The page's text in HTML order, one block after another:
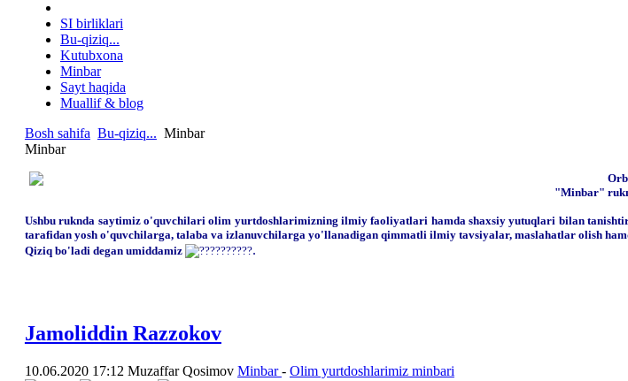
SI birliklari
Bu-qiziq...
Kutubxona
Minbar
Sayt haqida
Muallif & blog
Bosh sahifa Bu-qiziq... Minbar
Minbar
"Minbar"
Ushbu ruknda saytimiz o'quvchilari olim yurtdoshlarimizning ilmiy faoliyatlari hamda shaxsiy yutuqlari bilan
tarafidan yosh o'quvchilarga, talaba va izlanuvchilarga yo'llanadigan qimmatli ilmiy tavsiyalar, maslahatlar olish
Qiziq bo'ladi degan umiddamiz
.
Jamoliddin Razzokov
10.06.2020 17:12 Muzaffar Qosimov Minbar- Olim yurtdoshlarimiz minbari